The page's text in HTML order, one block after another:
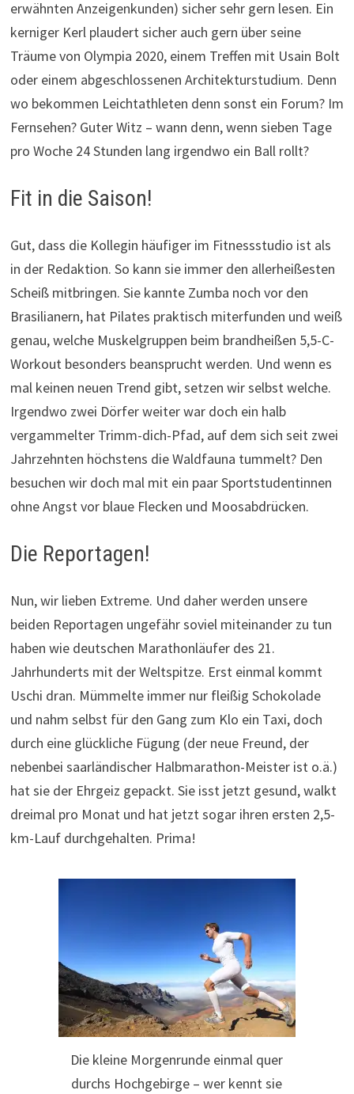
erwähnten Anzeigenkunden) sicher sehr gern lesen. Ein
kerniger Kerl plaudert sicher auch gern über seine
Träume von Olympia 2020, einem Treffen mit Usain Bolt
oder einem abgeschlossenen Architekturstudium. Denn
wo bekommen Leichtathleten denn sonst ein Forum? Im
Fernsehen? Guter Witz – wann denn, wenn sieben Tage
pro Woche 24 Stunden lang irgendwo ein Ball rollt?
Fit in die Saison!
Gut, dass die Kollegin häufiger im Fitnessstudio ist als
in der Redaktion. So kann sie immer den allerheißesten
Scheiß mitbringen. Sie kannte Zumba noch vor den
Brasilianern, hat Pilates praktisch miterfunden und weiß
genau, welche Muskelgruppen beim brandheißen 5,5-C-
Workout besonders beansprucht werden. Und wenn es
mal keinen neuen Trend gibt, setzen wir selbst welche.
Irgendwo zwei Dörfer weiter war doch ein halb
vergammelter Trimm-dich-Pfad, auf dem sich seit zwei
Jahrzehnten höchstens die Waldfauna tummelt? Den
besuchen wir doch mal mit ein paar Sportstudentinnen
ohne Angst vor blaue Flecken und Moosabdrücken.
Die Reportagen!
Nun, wir lieben Extreme. Und daher werden unsere
beiden Reportagen ungefähr soviel miteinander zu tun
haben wie deutschen Marathonläufer des 21.
Jahrhunderts mit der Weltspitze. Erst einmal kommt
Uschi dran. Mümmelte immer nur fleißig Schokolade
und nahm selbst für den Gang zum Klo ein Taxi, doch
durch eine glückliche Fügung (der neue Freund, der
nebenbei saarländischer Halbmarathon-Meister ist o.ä.)
hat sie der Ehrgeiz gepackt. Sie isst jetzt gesund, walkt
dreimal pro Monat und hat jetzt sogar ihren ersten 2,5-
km-Lauf durchgehalten. Prima!
Die kleine Morgenrunde einmal quer
durchs Hochgebirge – wer kennt sie